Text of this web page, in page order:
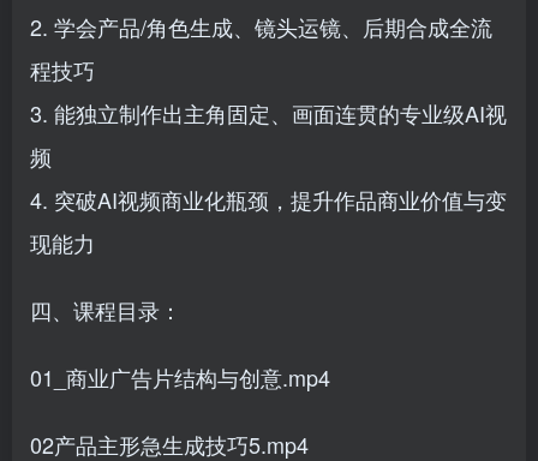
2. 学会产品/角色生成、镜头运镜、后期合成全流
程技巧
3. 能独立制作出主角固定、画面连贯的专业级AI视
频
4. 突破AI视频商业化瓶颈，提升作品商业价值与变
现能力
四、课程目录：
01_商业广告片结构与创意.mp4
02产品主形急生成技巧5.mp4